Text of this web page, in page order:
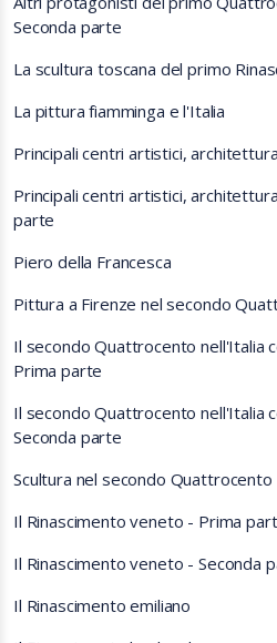
Seconda parte
La scultura toscana del primo
La pittura fiamminga e l'Italia
Principali centri artistici,
Principali centri artistici,
parte
Piero della Francesca
Pittura a Firenze nel secondo
Il secondo Quattrocento nell'Italia
Prima parte
Il secondo Quattrocento nell'Italia
Seconda parte
Scultura nel secondo Quattrocento
Il Rinascimento veneto - Prima
Il Rinascimento veneto - Seconda
Il Rinascimento emiliano